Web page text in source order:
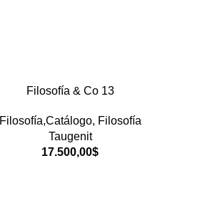
Filosofía & Co 13
Filosofía,Catálogo, Filosofía
Taugenit
17.500,00$